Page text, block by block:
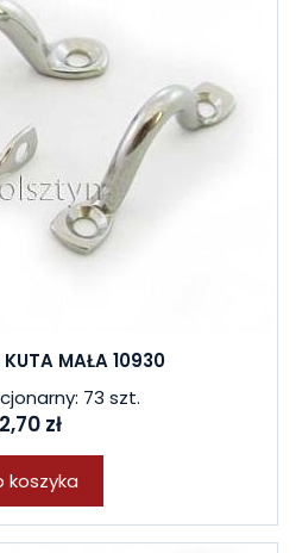
KUTA MAŁA 10930
73 szt.
2,70 zł
koszyka